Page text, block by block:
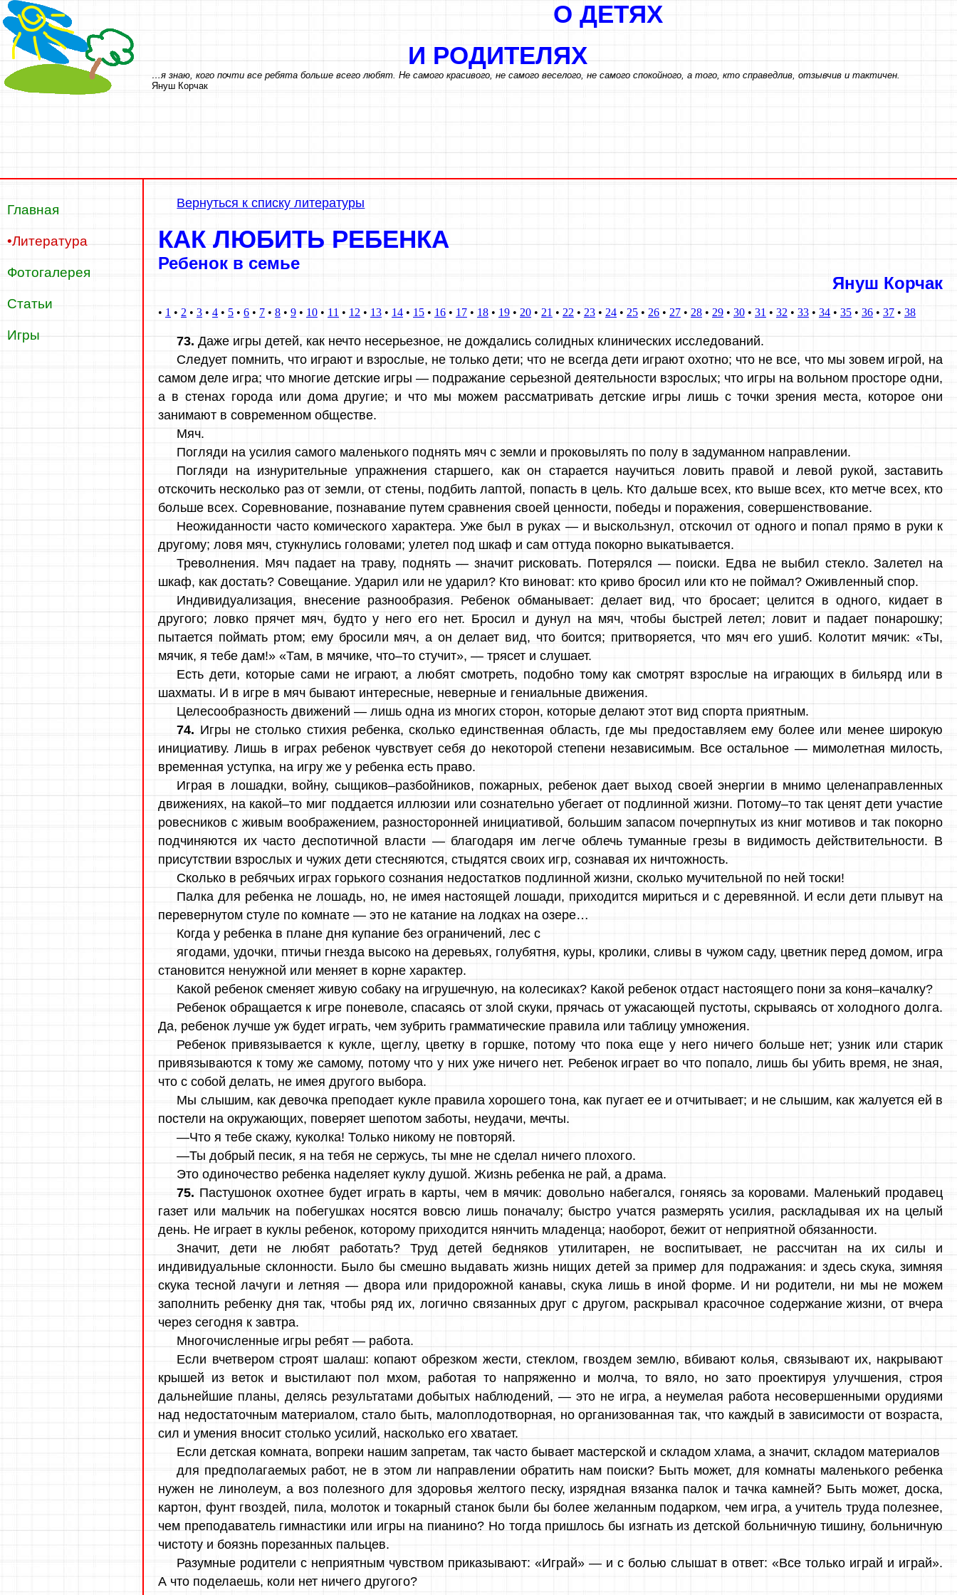
О ДЕТЯХ
И РОДИТЕЛЯХ
…я знаю, кого почти все ребята больше всего любят. Не самого красивого, не самого веселого, не самого спокойного, а того, кто справедлив, отзывчив и тактичен.
Януш Корчак
Главная
•Литература
Фотогалерея
Статьи
Игры
Вернуться к списку литературы
КАК ЛЮБИТЬ РЕБЕНКА
Ребенок в семье
Януш Корчак
• 1 • 2 • 3 • 4 • 5 • 6 • 7 • 8 • 9 • 10 • 11 • 12 • 13 • 14 • 15 • 16 • 17 • 18 • 19 • 20 • 21 • 22 • 23 • 24 • 25 • 26 • 27 • 28 • 29 • 30 • 31 • 32 • 33 • 34 • 35 • 36 • 37 • 38
73.Даже игры детей, как нечто несерьезное, не дождались солидных клинических исследований.
Следует помнить, что играют и взрослые, не только дети; что не всегда дети играют охотно; что не все, что мы зовем игрой, на
самом деле игра; что многие детские игры — подражание серьезной деятельности взрослых; что игры на вольном просторе одни,
а в стенах города или дома другие; и что мы можем рассматривать детские игры лишь с точки зрения места, которое они
занимают в современном обществе.
Мяч.
Погляди на усилия самого маленького поднять мяч с земли и проковылять по полу в задуманном направлении.
Погляди на изнурительные упражнения старшего, как он старается научиться ловить правой и левой рукой, заставить
отскочить несколько раз от земли, от стены, подбить лаптой, попасть в цель. Кто дальше всех, кто выше всех, кто метче всех, кто
больше всех. Соревнование, познавание путем сравнения своей ценности, победы и поражения, совершенствование.
Неожиданности часто комического характера. Уже был в руках — и выскользнул, отскочил от одного и попал прямо в руки к
другому; ловя мяч, стукнулись головами; улетел под шкаф и сам оттуда покорно выкатывается.
Треволнения. Мяч падает на траву, поднять — значит рисковать. Потерялся — поиски. Едва не выбил стекло. Залетел на
шкаф, как достать? Совещание. Ударил или не ударил? Кто виноват: кто криво бросил или кто не поймал? Оживленный спор.
Индивидуализация, внесение разнообразия. Ребенок обманывает: делает вид, что бросает; целится в одного, кидает в
другого; ловко прячет мяч, будто у него его нет. Бросил и дунул на мяч, чтобы быстрей летел; ловит и падает понарошку;
пытается поймать ртом; ему бросили мяч, а он делает вид, что боится; притворяется, что мяч его ушиб. Колотит мячик: «Ты,
мячик, я тебе дам!» «Там, в мячике, что–то стучит», — трясет и слушает.
Есть дети, которые сами не играют, а любят смотреть, подобно тому как смотрят взрослые на играющих в бильярд или в
шахматы. И в игре в мяч бывают интересные, неверные и гениальные движения.
Целесообразность движений — лишь одна из многих сторон, которые делают этот вид спорта приятным.
74. Игры не столько стихия ребенка, сколько единственная область, где мы предоставляем ему более или менее широкую
инициативу. Лишь в играх ребенок чувствует себя до некоторой степени независимым. Все остальное — мимолетная милость,
временная уступка, на игру же у ребенка есть право.
Играя в лошадки, войну, сыщиков–разбойников, пожарных, ребенок дает выход своей энергии в мнимо целенаправленных
движениях, на какой–то миг поддается иллюзии или сознательно убегает от подлинной жизни. Потому–то так ценят дети участие
ровесников с живым воображением, разносторонней инициативой, большим запасом почерпнутых из книг мотивов и так покорно
подчиняются их часто деспотичной власти — благодаря им легче облечь туманные грезы в видимость действительности. В
присутствии взрослых и чужих дети стесняются, стыдятся своих игр, сознавая их ничтожность.
Сколько в ребячьих играх горького сознания недостатков подлинной жизни, сколько мучительной по ней тоски!
Палка для ребенка не лошадь, но, не имея настоящей лошади, приходится мириться и с деревянной. И если дети плывут на
перевернутом стуле по комнате — это не катание на лодках на озере…
Когда у ребенка в плане дня купание без ограничений, лес с
ягодами, удочки, птичьи гнезда высоко на деревьях, голубятня, куры, кролики, сливы в чужом саду, цветник перед домом, игра
становится ненужной или меняет в корне характер.
Какой ребенок сменяет живую собаку на игрушечную, на колесиках? Какой ребенок отдаст настоящего пони за коня–качалку?
Ребенок обращается к игре поневоле, спасаясь от злой скуки, прячась от ужасающей пустоты, скрываясь от холодного долга.
Да, ребенок лучше уж будет играть, чем зубрить грамматические правила или таблицу умножения.
Ребенок привязывается к кукле, щеглу, цветку в горшке, потому что пока еще у него ничего больше нет; узник или старик
привязываются к тому же самому, потому что у них уже ничего нет. Ребенок играет во что попало, лишь бы убить время, не зная,
что с собой делать, не имея другого выбора.
Мы слышим, как девочка преподает кукле правила хорошего тона, как пугает ее и отчитывает; и не слышим, как жалуется ей в
постели на окружающих, поверяет шепотом заботы, неудачи, мечты.
—Что я тебе скажу, куколка! Только никому не повторяй.
—Ты добрый песик, я на тебя не сержусь, ты мне не сделал ничего плохого.
Это одиночество ребенка наделяет куклу душой. Жизнь ребенка не рай, а драма.
75. Пастушонок охотнее будет играть в карты, чем в мячик: довольно набегался, гоняясь за коровами. Маленький продавец
газет или мальчик на побегушках носятся вовсю лишь поначалу; быстро учатся размерять усилия, раскладывая их на целый
день. Не играет в куклы ребенок, которому приходится нянчить младенца; наоборот, бежит от неприятной обязанности.
Значит, дети не любят работать? Труд детей бедняков утилитарен, не воспитывает, не рассчитан на их силы и
индивидуальные склонности. Было бы смешно выдавать жизнь нищих детей за пример для подражания: и здесь скука, зимняя
скука тесной лачуги и летняя — двора или придорожной канавы, скука лишь в иной форме. И ни родители, ни мы не можем
заполнить ребенку дня так, чтобы ряд их, логично связанных друг с другом, раскрывал красочное содержание жизни, от вчера
через сегодня к завтра.
Многочисленные игры ребят — работа.
Если вчетвером строят шалаш: копают обрезком жести, стеклом, гвоздем землю, вбивают колья, связывают их, накрывают
крышей из веток и выстилают пол мхом, работая то напряженно и молча, то вяло, но зато проектируя улучшения, строя
дальнейшие планы, делясь результатами добытых наблюдений, — это не игра, а неумелая работа несовершенными орудиями
над недостаточным материалом, стало быть, малоплодотворная, но организованная так, что каждый в зависимости от возраста,
сил и умения вносит столько усилий, насколько его хватает.
Если детская комната, вопреки нашим запретам, так часто бывает мастерской и складом хлама, а значит, складом материалов
для предполагаемых работ, не в этом ли направлении обратить нам поиски? Быть может, для комнаты маленького ребенка
нужен не линолеум, а воз полезного для здоровья желтого песку, изрядная вязанка палок и тачка камней? Быть может, доска,
картон, фунт гвоздей, пила, молоток и токарный станок были бы более желанным подарком, чем игра, а учитель труда полезнее,
чем преподаватель гимнастики или игры на пианино? Но тогда пришлось бы изгнать из детской больничную тишину, больничную
чистоту и боязнь порезанных пальцев.
Разумные родители с неприятным чувством приказывают: «Играй» — и с болью слышат в ответ: «Все только играй и играй».
А что поделаешь, коли нет ничего другого?